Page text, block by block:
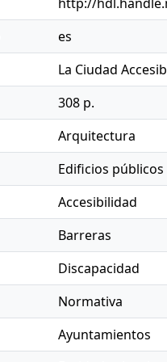
es
La Ciudad
308 p.
Arquitectura
Edificios públicos
Accesibilidad
Barreras
Discapacidad
Normativa
Ayuntamientos